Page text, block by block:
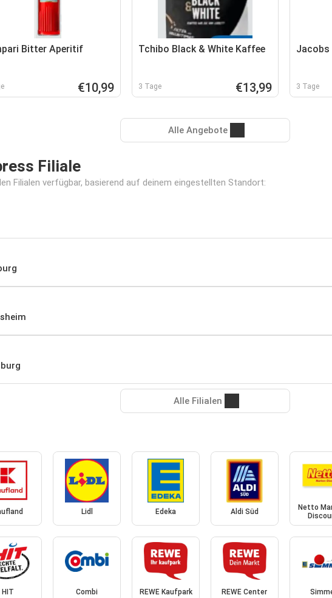
Bitter Aperitif
€10,99
Tchibo Black & White Kaffee
3 Tage €13,99
Jacobs
3 Tage
Alle Angebote
Filiale
Filialen verfügbar, basierend auf deinem eingestellten Standort:
Alle Filialen
Lidl Edeka Aldi Süd
Netto
HIT Combi REWE Kaufpark REWE Center